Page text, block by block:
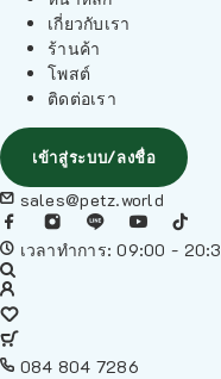
เกี่ยวกับเรา
ร้านค้า
โพสต์
ติดต่อเรา
เข้าสู่ระบบ/ลงชื่อ
sales@petz.world
เวลาทำการ: 09:00 -
084 804 7286